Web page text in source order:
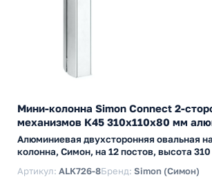
Мини-колонна Simon Connect 2-
механизмов К45 310х110х80 мм
Алюминиевая двухсторонняя овальная
колонна, Симон, на 12 постов, высота
Артикул: ALK726-8Бренд: Simon (Симон)